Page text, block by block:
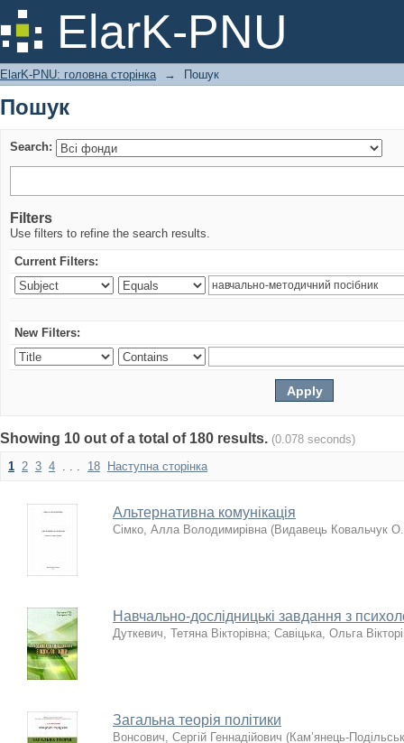
ElarK-PNU
Пошук
ElarK-PNU: головна сторінка → Пошук
Пошук
Search:
Filters
Use filters to refine the search results.
Current Filters:
New Filters:
Showing 10 out of a total of 180 results. (0.078 seconds)
1 2 3 4 . . . 18 Наступна сторінка
Альтернативна комунікація
Сімко, Алла Володимирівна (Видавець Ковальчук
Навчально-дослідницькі завдання з
Дуткевич, Тетяна Вікторівна; Савіцька, Ольга
Загальна теорія політики
Вонсович, Сергій Геннадійович (Кам’янець-